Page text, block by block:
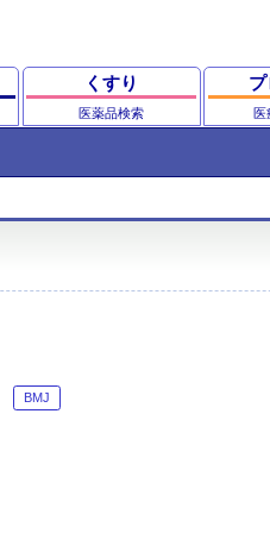
くすり
医薬品検索
プ
BMJ